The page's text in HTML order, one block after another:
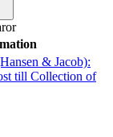
& Jacob):
till Collection of